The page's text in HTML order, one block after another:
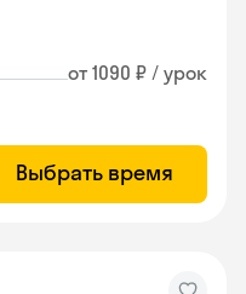
от 1090 ₽ / урок
Выбрать время